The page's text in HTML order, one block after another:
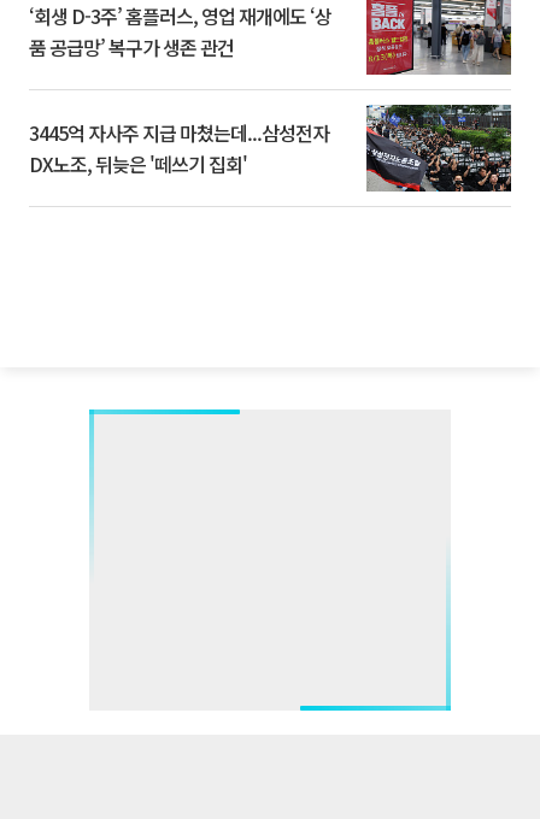
‘회생 D-3주’ 홈플러스, 영업 재개에도 ‘상
품 공급망’ 복구가 생존 관건
3445억 자사주 지급 마쳤는데...삼성전자
DX노조, 뒤늦은 '떼쓰기 집회'